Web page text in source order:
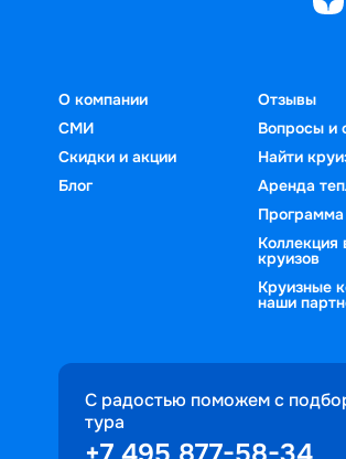
О компании
СМИ
Скидки и акции
Блог
Отзывы
Вопросы и
Найти
Аренда
Программа
Коллекция
круизов
Круизные
наши
С радостью поможем с
тура